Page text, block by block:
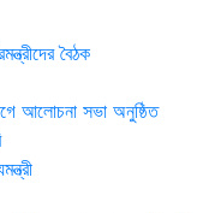
বৈঠক
আলোচনা সভা অনুষ্ঠিত